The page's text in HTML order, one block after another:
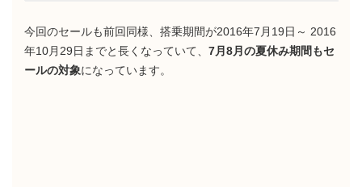
今回のセールも前回同様、搭乗期間が2016年7月19日～ 2016
年10月29日までと長くなっていて、 7月8月の夏休み期間もセ
ールの対象になっています。